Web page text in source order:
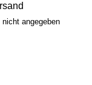
nicht angegeben